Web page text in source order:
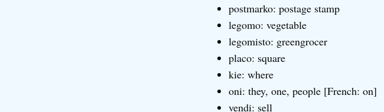
postmarko: postage stamp
legomo: vegetable
legomisto: greengrocer
placo: square
kie: where
oni: they, one, people [French: on]
vendi: sell